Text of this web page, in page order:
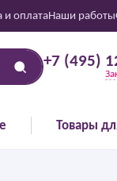
и оплатаНаши работы
+7 (495)
Товары